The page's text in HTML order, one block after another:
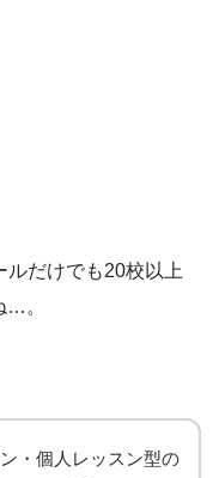
だけでも20校以上
…。
・個人レッスン型の